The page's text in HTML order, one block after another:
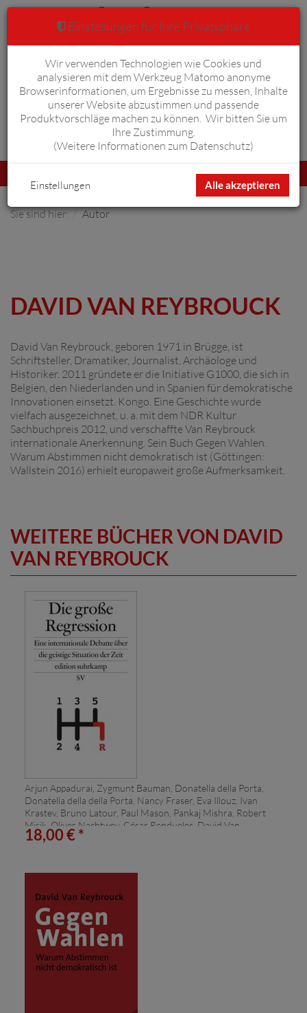
Anmelden Warenkorb 0
umschalten
Sie sind hier: Autor
DAVID VAN REYBROUCK
David Van Reybrouck, geboren 1971 in Brügge, ist
Schriftsteller, Dramatiker, Journalist, Archäologe und
Historiker. 2011 gründete er die Initiative G1000, die sich in
Belgien, den Niederlanden und in Spanien für demokratische
Innovationen einsetzt. Kongo. Eine Geschichte wurde
vielfach ausgezeichnet, u. a. mit dem NDR Kultur
Sachbuchpreis 2012, und verschaffte Van Reybrouck
internationale Anerkennung. Sein Buch Gegen Wahlen.
Warum Abstimmen nicht demokratisch ist (Göttingen:
Wallstein 2016) erhielt europaweit große Aufmerksamkeit.
WEITERE BÜCHER VON DAVID
VAN REYBROUCK
Arjun Appadurai, Zygmunt Bauman, Donatella della Porta,
Donatella della della Porta, Nancy Fraser, Eva Illouz, Ivan
Krastev, Bruno Latour, Paul Mason, Pankaj Mishra, Robert
Misik, Oliver Nachtwey, César Rendueles, David Van
Reybrouck, Wolfgang Streeck, David Van Reybrouck, David
18,00 € *
Einstellungen für Ihre Privatsphäre
Wir verwenden Technologien wie Cookies und
analysieren mit dem Werkzeug Matomo anonyme
Browserinformationen, um Ergebnisse zu messen, Inhalte
unserer Website abzustimmen und passende
Produktvorschläge machen zu können. Wir bitten Sie um
Ihre Zustimmung.
(Weitere Informationen zum Datenschutz)
Alle akzeptieren
Einstellungen